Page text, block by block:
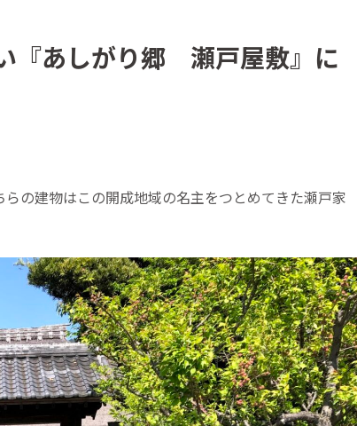
『あしがり郷 瀬戸屋敷』に
の建物はこの開成地域の名主をつとめてきた瀬戸家